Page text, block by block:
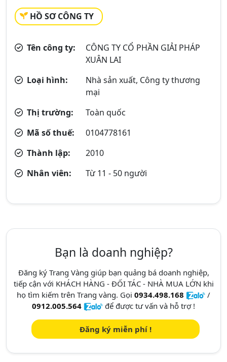
HỒ SƠ CÔNG TY
Tên công ty:
CÔNG TY CỔ PHẦN GIẢI PHÁP
XUÂN LAI
Loại hình:
Nhà sản xuất, Công ty thương
mại
Thị trường:
Toàn quốc
Mã số thuế:
0104778161
Thành lập:
2010
Nhân viên:
Từ 11 - 50 người
Bạn là doanh nghiệp?
Đăng ký Trang Vàng giúp bạn quảng bá doanh nghiệp,
tiếp cận với KHÁCH HÀNG - ĐỐI TÁC - NHÀ MUA LỚN khi
họ tìm kiếm trên Trang vàng. Gọi 0934.498.168
/
0912.005.564
để được tư vấn và hỗ trợ !
Đăng ký miễn phí !